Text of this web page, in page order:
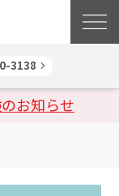
お知らせ
3138